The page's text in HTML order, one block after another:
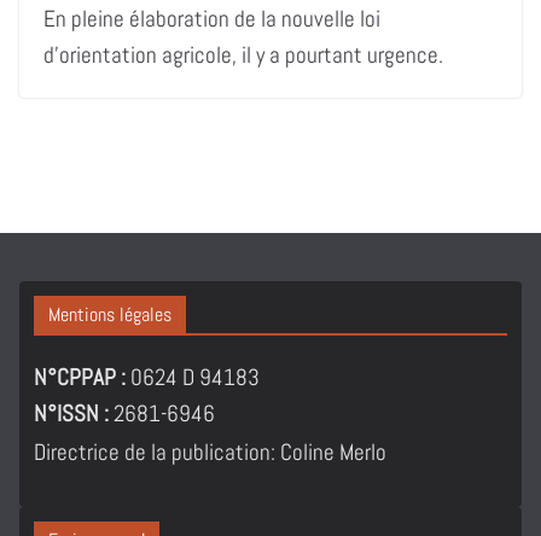
En pleine élaboration de la nouvelle loi
d’orientation agricole, il y a pourtant urgence.
Mentions légales
N°CPPAP : 0624 D 94183
N°ISSN :2681-6946
Directrice de la publication: Coline Merlo